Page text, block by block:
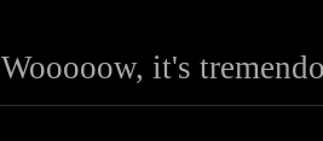
Wooooow, it's